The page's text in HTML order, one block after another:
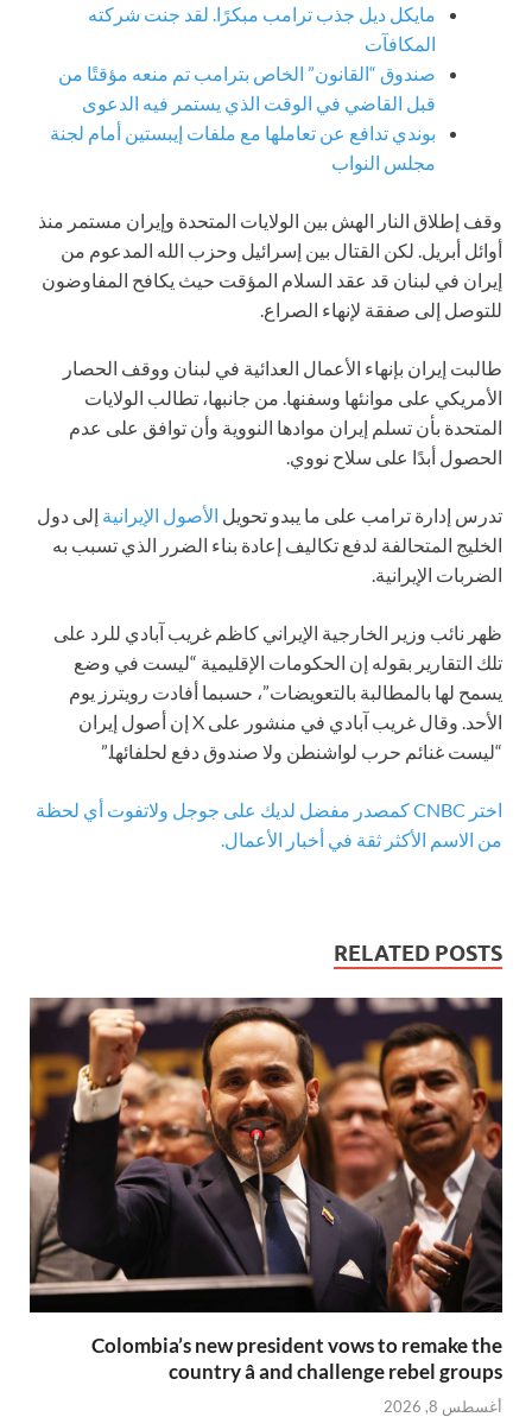
مايكل ديل جذب ترامب مبكرًا. لقد جنت شركته
المكافآت
صندوق “القانون” الخاص بترامب تم منعه مؤقتًا من
قبل القاضي في الوقت الذي يستمر فيه الدعوى
بوندي تدافع عن تعاملها مع ملفات إيبستين أمام لجنة
مجلس النواب
وقف إطلاق النار الهش بين الولايات المتحدة وإيران مستمر منذ
أوائل أبريل. لكن القتال بين إسرائيل وحزب الله المدعوم من
إيران في لبنان قد عقد السلام المؤقت حيث يكافح المفاوضون
للتوصل إلى صفقة لإنهاء الصراع.
طالبت إيران بإنهاء الأعمال العدائية في لبنان ووقف الحصار
الأمريكي على موانئها وسفنها. من جانبها، تطالب الولايات
المتحدة بأن تسلم إيران موادها النووية وأن توافق على عدم
الحصول أبدًا على سلاح نووي.
تدرس إدارة ترامب على ما يبدو تحويل الأصول الإيرانية إلى دول
الخليج المتحالفة لدفع تكاليف إعادة بناء الضرر الذي تسبب به
الضربات الإيرانية.
ظهر نائب وزير الخارجية الإيراني كاظم غريب آبادي للرد على
تلك التقارير بقوله إن الحكومات الإقليمية “ليست في وضع
يسمح لها بالمطالبة بالتعويضات”، حسبما أفادت رويترز يوم
الأحد. وقال غريب آبادي في منشور على X إن أصول إيران
“ليست غنائم حرب لواشنطن ولا صندوق دفع لحلفائها.”
اختر CNBC كمصدر مفضل لديك على جوجل ولاتفوت أي لحظة
من الاسم الأكثر ثقة في أخبار الأعمال.
RELATED POSTS
Colombia’s new president vows to remake the
country â and challenge rebel groups
أغسطس 8, 2026